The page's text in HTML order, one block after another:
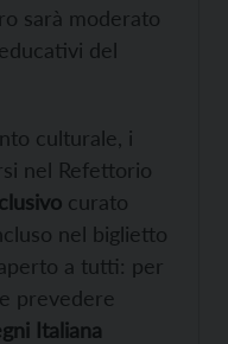
sarà moderato
del
culturale, i
nel Refettorio
curato
nel biglietto
a tutti: per
prevedere
Italiana